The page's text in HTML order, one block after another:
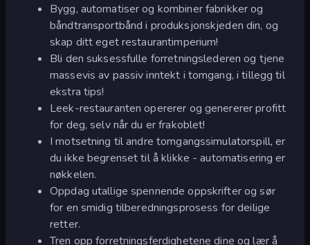
Bygg, automatiser og kombiner fabrikker og
båndtransportbånd i produksjonskjeden din, og
skap ditt eget restaurantimperium!
Bli den suksessfulle forretningslederen og tjene
massevis av passiv inntekt i tomgang, i tillegg til
ekstra tips!
Leek-restauranten opererer og genererer profitt
for deg, selv når du er frakoblet!
I motsetning til andre tomgangssimulatorspill, er
du ikke begrenset til å klikke - automatisering er
nøkkelen.
Oppdag utallige spennende oppskrifter og sør
for en smidig tilberedningsprosess for deilige
retter.
Tren opp forretningsferdighetene dine og lær å